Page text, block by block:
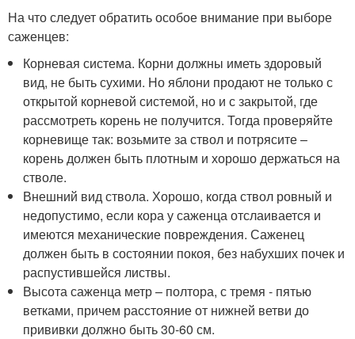
На что следует обратить особое внимание при выборе
саженцев:
Корневая система. Корни должны иметь здоровый
вид, не быть сухими. Но яблони продают не только с
открытой корневой системой, но и с закрытой, где
рассмотреть корень не получится. Тогда проверяйте
корневище так: возьмите за ствол и потрясите –
корень должен быть плотным и хорошо держаться на
стволе.
Внешний вид ствола. Хорошо, когда ствол ровный и
недопустимо, если кора у саженца отслаивается и
имеются механические повреждения. Саженец
должен быть в состоянии покоя, без набухших почек и
распустившейся листвы.
Высота саженца метр – полтора, с тремя - пятью
ветками, причем расстояние от нижней ветви до
прививки должно быть 30-60 см.